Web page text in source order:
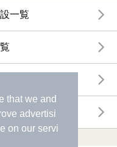
that we and
advertisi
on our servi
一覧
ポン一覧